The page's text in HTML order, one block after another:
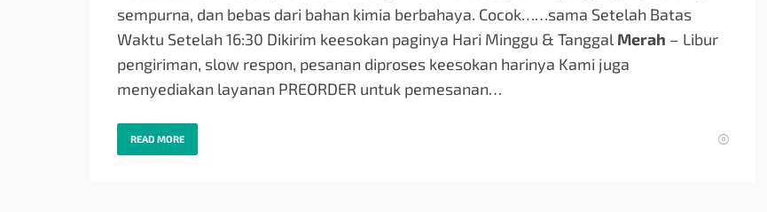
sempurna, dan bebas dari bahan kimia berbahaya. Cocok……sama Setelah Batas
Waktu Setelah 16:30 Dikirim keesokan paginya Hari Minggu & Tanggal Merah – Libur
pengiriman, slow respon, pesanan diproses keesokan harinya Kami juga
menyediakan layanan PREORDER untuk pemesanan…
READ MORE